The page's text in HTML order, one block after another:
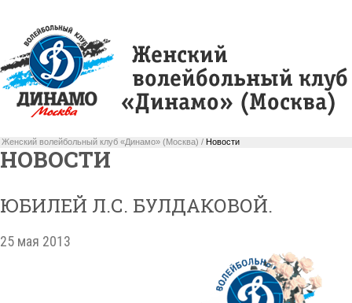
Женский волейбольный клуб «Динамо» (Москва) / Новости
НОВОСТИ
ЮБИЛЕЙ Л.С. БУЛДАКОВОЙ.
25 мая 2013